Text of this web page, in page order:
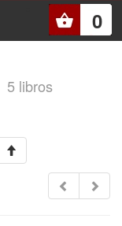
0
5 libros